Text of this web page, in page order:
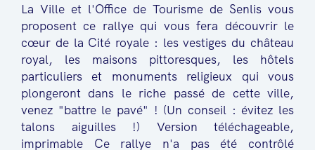
La Ville et l'Office de Tourisme de Senlis vous
proposent ce rallye qui vous fera découvrir le
cœur de la Cité royale : les vestiges du château
royal, les maisons pittoresques, les hôtels
particuliers et monuments religieux qui vous
plongeront dans le riche passé de cette ville,
venez "battre le pavé" ! (Un conseil : évitez les
talons aiguilles !) Version téléchageable,
imprimable Ce rallye n'a pas été contrôlé